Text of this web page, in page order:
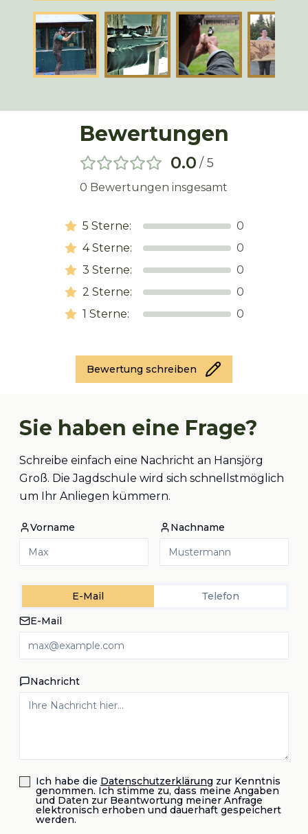
Bewertungen
0.0 / 5
0 Bewertungen insgesamt
5 Sterne:
0
4Sterne:
0
3 Sterne:
0
2 Sterne:
0
1 Sterne: 0
Bewertung schreiben
Sie haben eine Frage?
Schreibe einfach eine Nachricht an Hansjörg
Groß. Die Jagdschule wird sich schnellstmöglich
um Ihr Anliegen kümmern.
Vorname Nachname
E-Mail
Telefon
E-Mail
Nachricht
Ich habe die Datenschutzerklärung zur Kenntnis
genommen. Ich stimme zu, dass meine Angaben
und Daten zur Beantwortung meiner Anfrage
elektronisch erhoben und dauerhaft gespeichert
werden.